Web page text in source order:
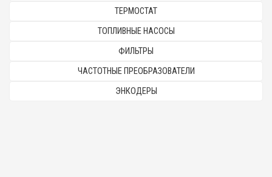
ТЕРМОСТАТ
ТОПЛИВНЫЕ НАСОСЫ
ФИЛЬТРЫ
ЧАСТОТНЫЕ ПРЕОБРАЗОВАТЕЛИ
ЭНКОДЕРЫ